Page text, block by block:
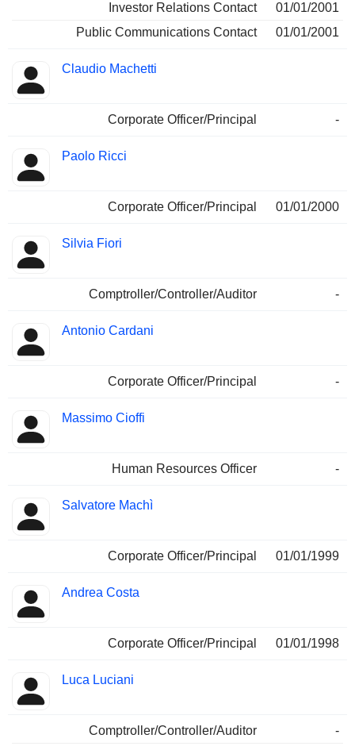
Investor Relations Contact
01/01/2001
Public Communications Contact
01/01/2001
Claudio Machetti
Corporate Officer/Principal -
Paolo Ricci
Corporate Officer/Principal 01/01/2000
Silvia Fiori
Comptroller/Controller/Auditor -
Antonio Cardani
Corporate Officer/Principal -
Massimo Cioffi
Human Resources Officer -
Salvatore Machì
Corporate Officer/Principal 01/01/1999
Andrea Costa
Corporate Officer/Principal 01/01/1998
Luca Luciani
Comptroller/Controller/Auditor
-